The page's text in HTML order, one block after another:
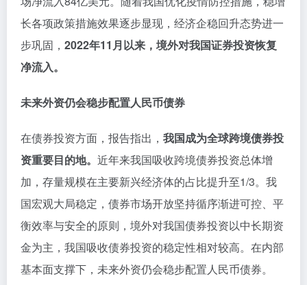
长各项政策措施效果逐步显现，经济企稳回升态势进一
步巩固， 2022年11月以来，境外对我国证券投资恢复
净流入。
未来外资仍会稳步配置人民币债券
在债券投资方面，报告指出， 我国成为全球跨境债券投
资重要目的地。 近年来我国吸收跨境债券投资总体增
加，存量规模在主要新兴经济体的占比提升至1/3。我
国宏观大局稳定，债券市场开放坚持循序渐进可控、平
衡效率与安全的原则，境外对我国债券投资以中长期资
金为主，我国吸收债券投资的稳定性相对较高。在内部
基本面支撑下，未来外资仍会稳步配置人民币债券。